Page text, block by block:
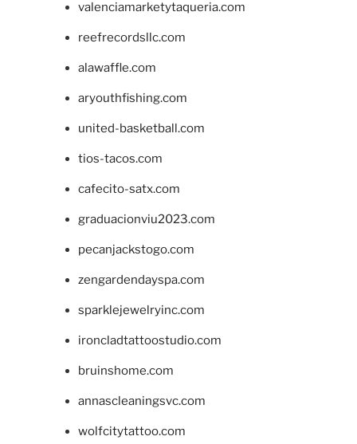
valenciamarketytaqueria.com
reefrecordsllc.com
alawaffle.com
aryouthfishing.com
united-basketball.com
tios-tacos.com
cafecito-satx.com
graduacionviu2023.com
pecanjackstogo.com
zengardendayspa.com
sparklejewelryinc.com
ironcladtattoostudio.com
bruinshome.com
annascleaningsvc.com
wolfcitytattoo.com